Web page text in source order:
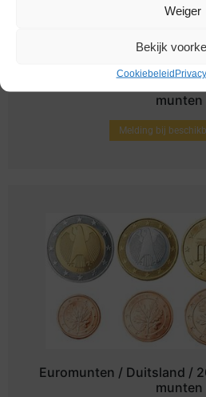
Weiger
Bekijk
Cookiebeleid
munten
Melding bij
Euromunten / Duitsland /
munten